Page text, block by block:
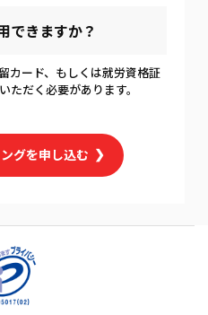
できますか？
カード、もしくは就労資格証
ただく必要があります。
グを申し込む